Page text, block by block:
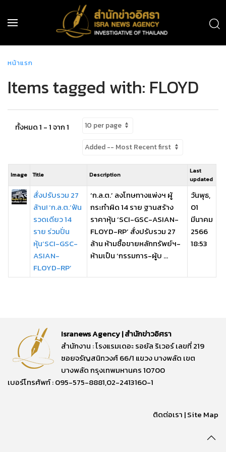
หน้าแรก
Items tagged with: FLOYD
ทั้งหมด 1 - 1 จาก 1
Image Title Description
Last
updated
สั่งปรับรวม 27
ล้าน! ‘ก.ล.ต.’ฟัน
รวดเดียว 14
ราย ร่วมปั่น
หุ้น‘SCI-GSC-
ASIAN-
FLOYD-RP’
‘ก.ล.ต.’ ลงโทษทางแพ่งฯ ผู้
กระทำผิด 14 ราย ฐานสร้าง
ราคาหุ้น ‘SCI-GSC-ASIAN-
FLOYD-RP’ สั่งปรับรวม 27
ล้าน ห้ามซื้อขายหลักทรัพย์ฯ-
ห้ามเป็น ‘กรรมการ-ผู้บ ...
วันพุธ,
01
มีนาคม
2566
18:53
Isranews Agency | สำนักข่าวอิศรา
สำนักงาน : โรงแรมเดอะ รอยัล ริเวอร์ เลขที่ 219
ซอยจรัญสนิทวงศ์ 66/1 แขวง บางพลัด เขต
บางพลัด กรุงเทพมหานคร 10700
เบอร์โทรศัพท์ : 095-575-8881,02-2413160-1
ติดต่อเรา |Site Map